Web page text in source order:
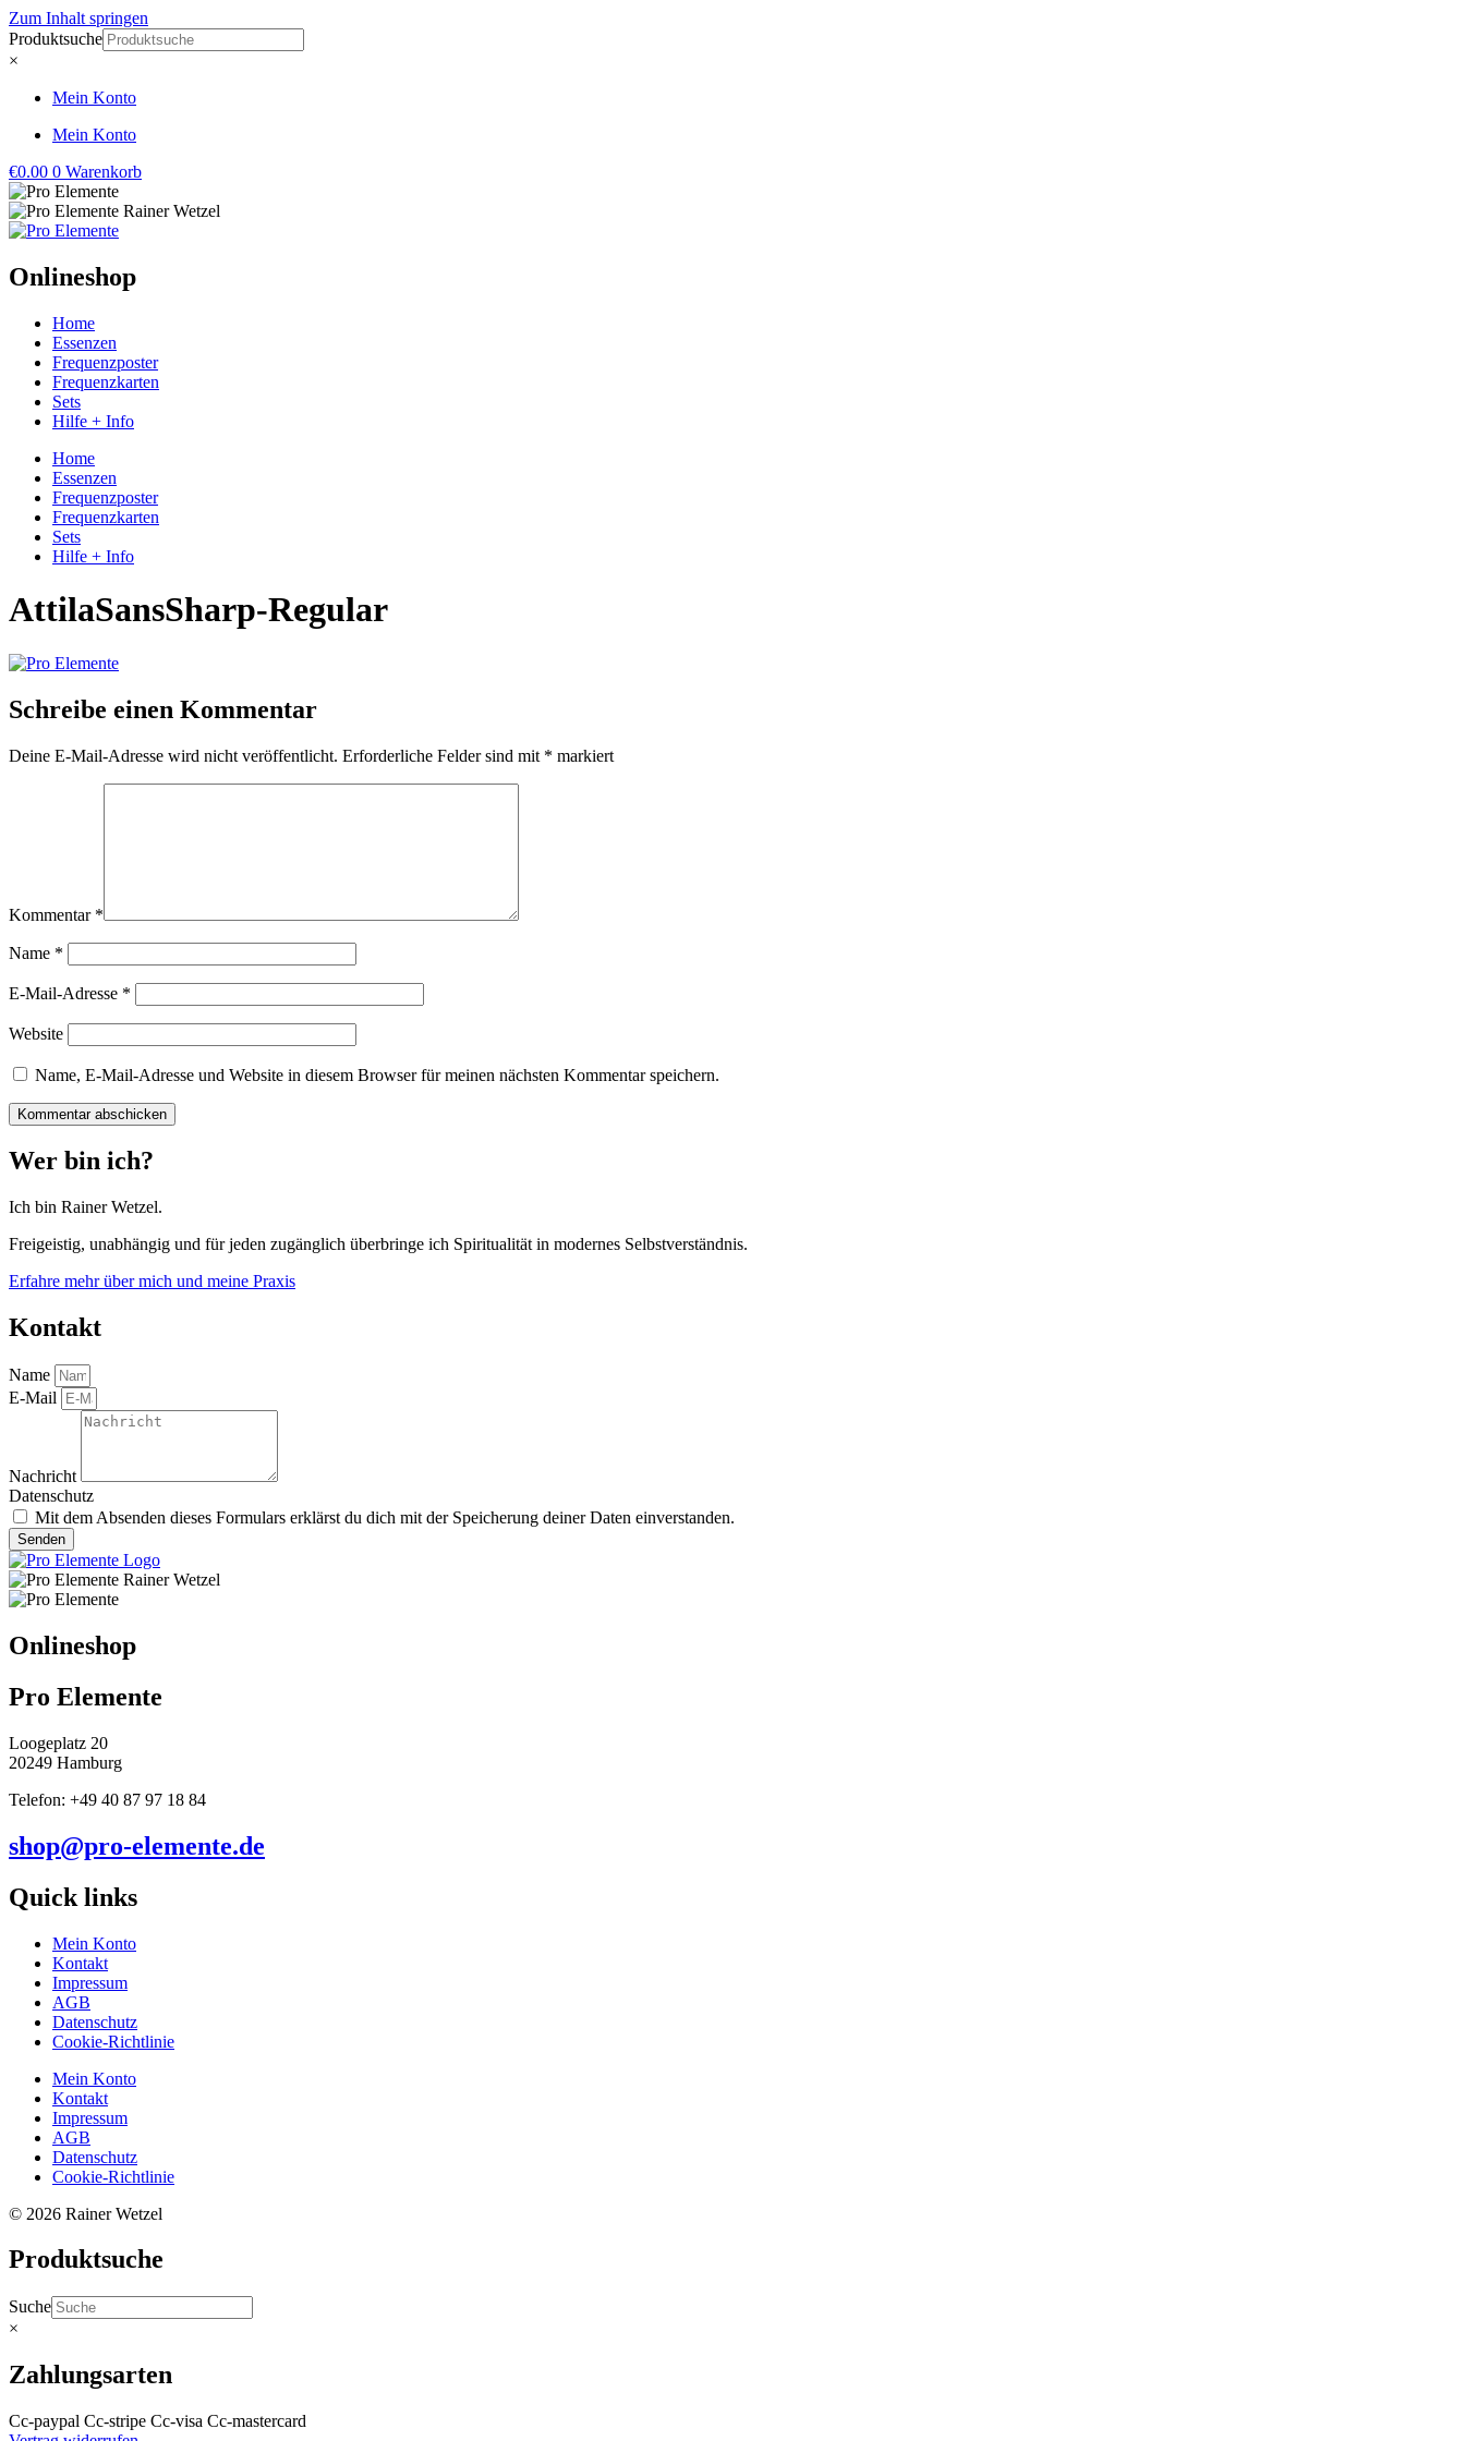
Zum Inhalt springen
Produktsuche
×
Mein Konto
Mein Konto
€0.00 0 Warenkorb
Onlineshop
Home
Essenzen
Frequenzposter
Frequenzkarten
Sets
Hilfe + Info
Home
Essenzen
Frequenzposter
Frequenzkarten
Sets
Hilfe + Info
AttilaSansSharp-Regular
Schreibe einen Kommentar
Deine E-Mail-Adresse wird nicht veröffentlicht. Erforderliche Felder sind mit * markiert
Kommentar *
Name *
E-Mail-Adresse *
Website
Name, E-Mail-Adresse und Website in diesem Browser für meinen nächsten Kommentar speichern.
Wer bin ich?
Ich bin Rainer Wetzel.
Freigeistig, unabhängig und für jeden zugänglich überbringe ich Spiritualität in modernes Selbstverständnis.
Erfahre mehr über mich und meine Praxis
Kontakt
Name
E-Mail
Nachricht
Datenschutz
Mit dem Absenden dieses Formulars erklärst du dich mit der Speicherung deiner Daten einverstanden.
Senden
Onlineshop
Pro Elemente
Loogeplatz 20
20249 Hamburg
Telefon: +49 40 87 97 18 84
shop@pro-elemente.de
Quick links
Mein Konto
Kontakt
Impressum
AGB
Datenschutz
Cookie-Richtlinie
Mein Konto
Kontakt
Impressum
AGB
Datenschutz
Cookie-Richtlinie
© 2026 Rainer Wetzel
Produktsuche
Suche
×
Zahlungsarten
Cc-paypal Cc-stripe Cc-visa Cc-mastercard